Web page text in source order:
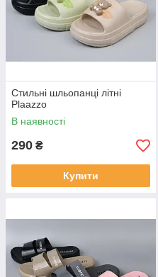
Стильні шльопанці літні
Plaazzo
В наявності
290 ₴
Купити